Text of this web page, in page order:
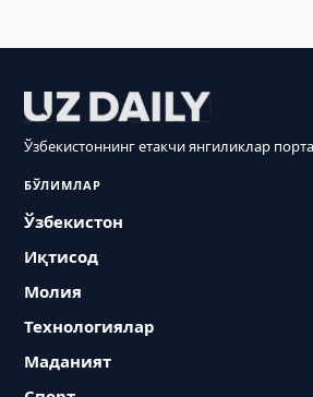
Ўзбекистоннинг етакчи янгиликлар
БЎЛИМЛАР
Ўзбекистон
Иқтисод
Молия
Технологиялар
Маданият